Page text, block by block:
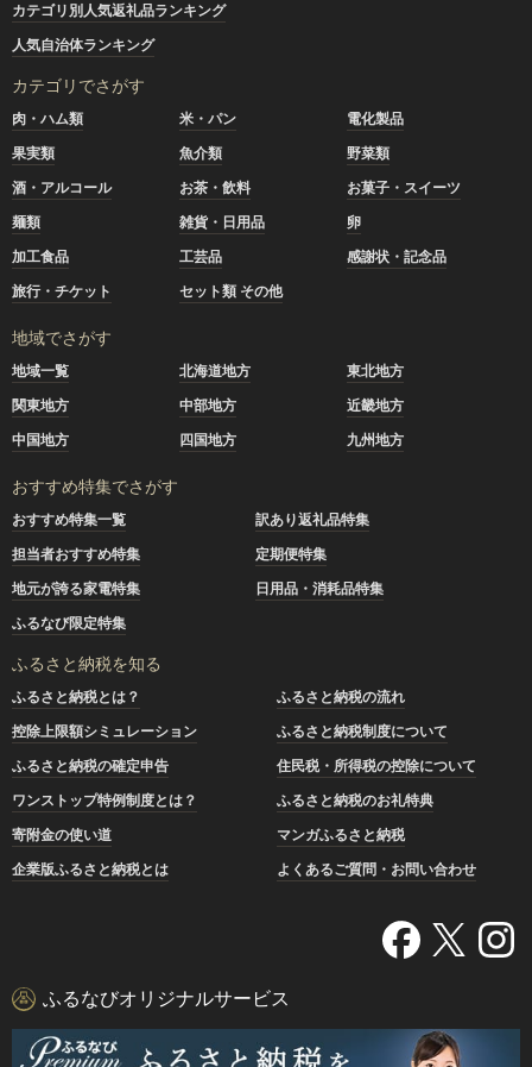
カテゴリ別人気返礼品ランキング
人気自治体ランキング
カテゴリでさがす
肉・ハム類 米・パン
電化製品
果実類
魚介類
野菜類
酒・アルコール
お茶・飲料
お菓子・スイーツ
麺類
雑貨・日用品
卵
加工食品
工芸品
感謝状・記念品
旅行・チケット
セット類 その他
地域でさがす
地域一覧 北海道地方
東北地方
関東地方
中部地方
近畿地方
中国地方
四国地方 九州地方
おすすめ特集でさがす
おすすめ特集一覧
訳あり返礼品特集
担当者おすすめ特集
定期便特集
地元が誇る家電特集
日用品・消耗品特集
ふるなび限定特集
ふるさと納税を知る
ふるさと納税とは？
ふるさと納税の流れ
控除上限額シミュレーション
ふるさと納税制度について
ふるさと納税の確定申告
住民税・所得税の控除について
ワンストップ特例制度とは？
ふるさと納税のお礼特典
寄附金の使い道
マンガふるさと納税
企業版ふるさと納税とは
よくあるご質問・お問い合わせ
ふるなびオリジナルサービス